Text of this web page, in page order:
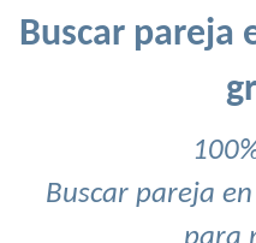
Buscar pareja
Buscar pareja